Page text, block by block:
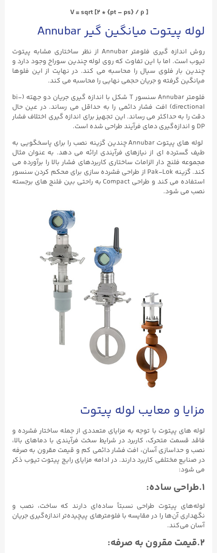
V = sqrt [2 * {pt – ps} / ρ ]
لوله پیتوت میانگین گیر Annubar
روش اندازه گیری فلومتر Annubar از نظر ساختاری مشابه پیتوت
تیوب است. اما با این تفاوت که روی لوله چندین سوراخ وجود دارد و
چندین بار فلوی سیال را محاسبه می کند. در نهایت از این فلوها
میانگین گرفته و جریان حجمی نهایی را محاسبه می کند.
فلومتر Annubar سنسور T شکل با اندازه گیری جریان دو جهته (bi-
directional) افت فشار دائمی را به حداقل می رساند. در عین حال
دقت را به حداکثر می رساند. این تجهیز برای اندازه گیری اختلاف فشار
DP و اندازه‌گیری دمای فرآیند طراحی شده است.
لوله های پیتوت ​​Annubar چندین گزینه نصب را برای پاسخگویی به
طیف گسترده ای از نیازهای فرآیندی ارائه می دهد. به عنوان مثال
مجموعه فلنج دار الزامات ساختاری کاربردهای فشار بالا را برآورده می
کند. گزینه Pak-Lok از طراحی فشرده سازی برای محکم کردن سنسور
استفاده می کند و طراحی Compact به راحتی بین فلنج های برجسته
نصب می شود.
مزایا و معایب لوله پیتوت
لوله های پیتوت با توجه به مزایای متعددی از جمله ساختار فشرده و
فاقد قسمت متحرک، کاربرد در شرایط سخت فرآیندی با دماهای بالا،
نصب و حداسازی آسان، افت فشار دائمی کم و قیمت مقرون به صرفه
در صنایع مختلفی کاربرد دارند. در ادامه مزایای رایج پیتوت تیوب ذکر
می شود:
۱.طراحی ساده:
لوله‌های پیتوت طراحی نسبتاً ساده‌ای دارند که ساخت، نصب و
نگهداری آن‌ها را در مقایسه با فلومترهای پیچیده‌تر اندازه‌گیری جریان
آسان می‌کند.
۲.قیمت مقرون به صرفه: